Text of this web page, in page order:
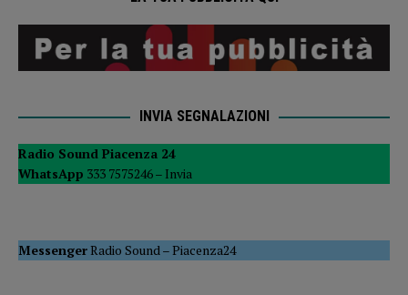
INVIA SEGNALAZIONI
Radio Sound Piacenza 24
WhatsApp 333 7575246 – Invia
MessengerRadio Sound –Piacenza24